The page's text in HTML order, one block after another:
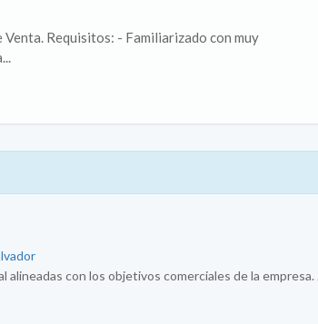
Venta. Requisitos: - Familiarizado con muy
con los objetivos comerciales de la